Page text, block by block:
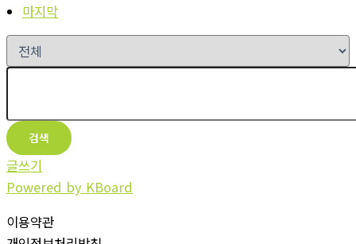
마지막
검색
글쓰기
Powered by KBoard
이용약관